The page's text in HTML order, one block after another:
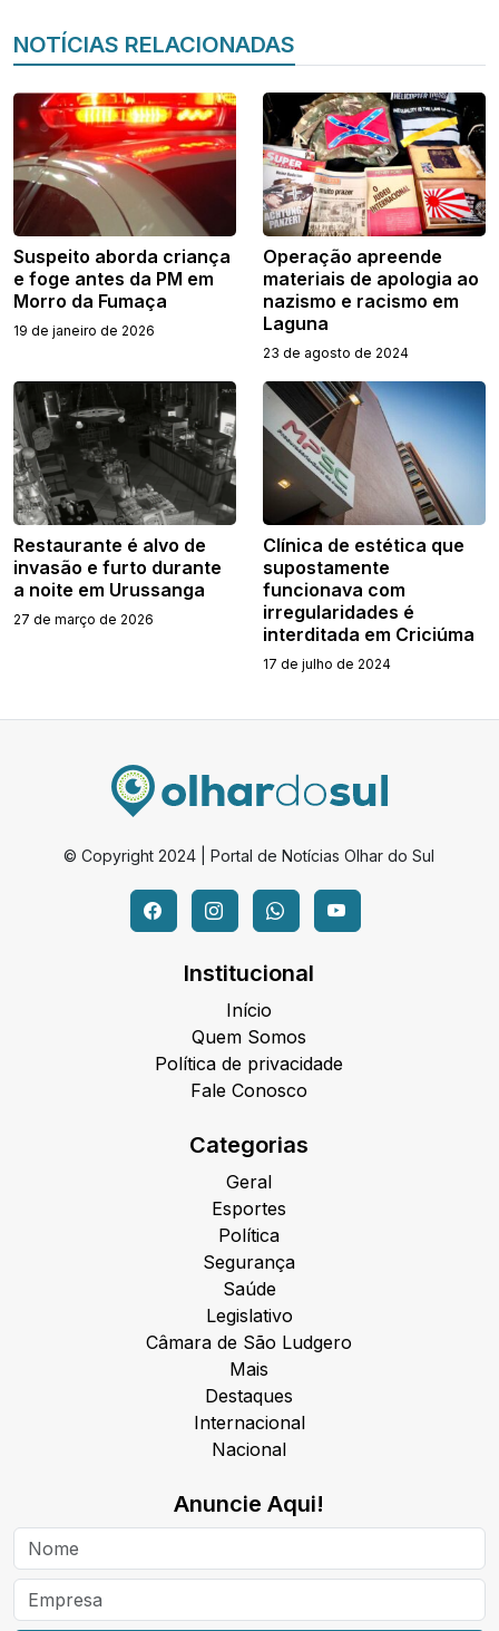
NOTÍCIAS RELACIONADAS
Suspeito aborda criança
e foge antes da PM em
Morro da Fumaça
19 de janeiro de 2026
Operação apreende
materiais de apologia ao
nazismo e racismo em
Laguna
23 de agosto de 2024
Restaurante é alvo de
invasão e furto durante
a noite em Urussanga
27 de março de 2026
Clínica de estética que
supostamente
funcionava com
irregularidades é
interditada em Criciúma
17 de julho de 2024
© Copyright 2024 | Portal de Notícias Olhar do Sul
Institucional
Início
Quem Somos
Política de privacidade
Fale Conosco
Categorias
Geral
Esportes
Política
Segurança
Saúde
Legislativo
Câmara de São Ludgero
Mais
Destaques
Internacional
Nacional
Anuncie Aqui!